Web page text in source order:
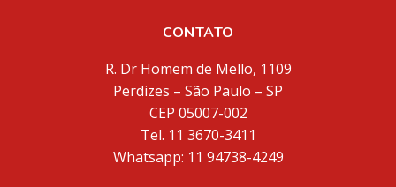
CONTATO
R. Dr Homem de Mello, 1109
Perdizes – São Paulo – SP
CEP 05007-002
Tel. 11 3670-3411
Whatsapp: 11 94738-4249